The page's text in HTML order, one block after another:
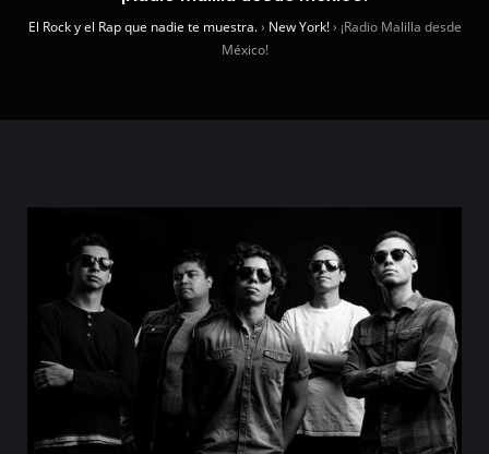
El Rock y el Rap que nadie te muestra.› New York!› ¡Radio Malilla desde
México!